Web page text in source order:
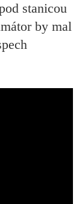
stanicou
by mal